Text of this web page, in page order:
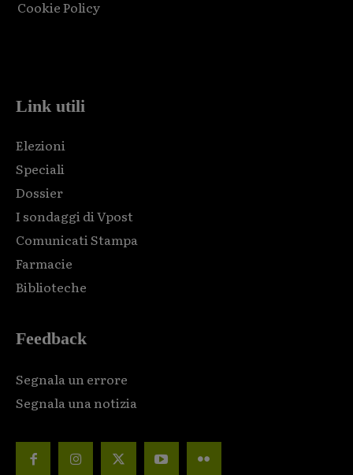
Cookie Policy
Link utili
Elezioni
Speciali
Dossier
I sondaggi di Vpost
Comunicati Stampa
Farmacie
Biblioteche
Feedback
Segnala un errore
Segnala una notizia